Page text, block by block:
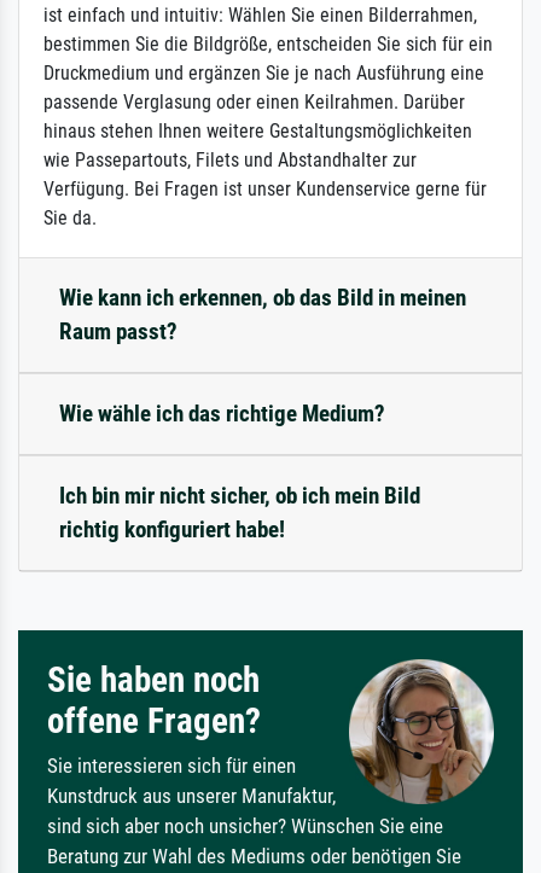
ist einfach und intuitiv: Wählen Sie einen Bilderrahmen,
bestimmen Sie die Bildgröße, entscheiden Sie sich für ein
Druckmedium und ergänzen Sie je nach Ausführung eine
passende Verglasung oder einen Keilrahmen. Darüber
hinaus stehen Ihnen weitere Gestaltungsmöglichkeiten
wie Passepartouts, Filets und Abstandhalter zur
Verfügung. Bei Fragen ist unser Kundenservice gerne für
Sie da.
Wie kann ich erkennen, ob das Bild in meinen
Raum passt?
Wie wähle ich das richtige Medium?
Ich bin mir nicht sicher, ob ich mein Bild
richtig konfiguriert habe!
Sie haben noch
offene Fragen?
Sie interessieren sich für einen
Kunstdruck aus unserer Manufaktur,
sind sich aber noch unsicher? Wünschen Sie eine
Beratung zur Wahl des Mediums oder benötigen Sie